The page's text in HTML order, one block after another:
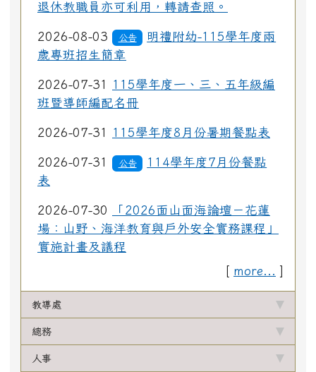
退休教職員亦可利用，轉請查照。
2026-08-03 公告
明禮附幼-115學年度兩
歲專班招生簡章
2026-07-31
115學年度一、三、五年級編
班暨導師編配名冊
2026-07-31 115學年度8月份暑期餐點表
2026-07-31 公告
114學年度7月份餐點
表
2026-07-30
「2026面山面海論壇－花蓮
場：山野、海洋教育與戶外安全實務課程」
實施計畫及議程
[ more... ]
教導處
總務
人事